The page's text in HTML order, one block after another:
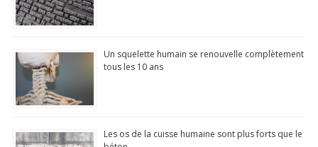
Un squelette humain se renouvelle complètement
tous les 10 ans
Les os de la cuisse humaine sont plus forts que le